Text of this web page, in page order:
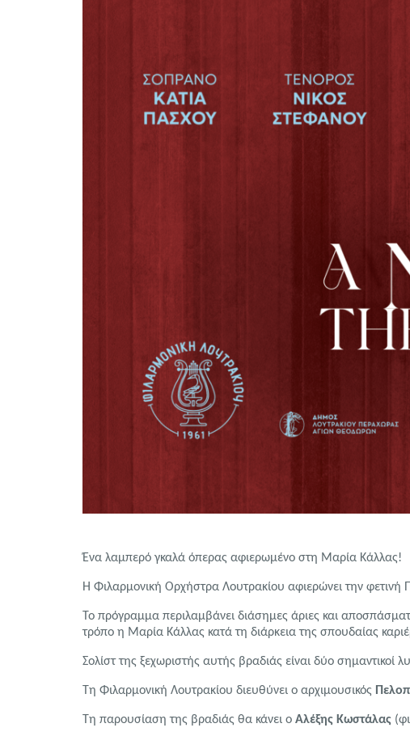
Ένα λαμπερό γκαλά όπερας αφιερωμένο στη Μαρία Κάλλας!
Η Φιλαρμονική Ορχήστρα Λουτρακίου αφιερώνει την φετινή
Το πρόγραμμα περιλαμβάνει διάσημες άριες και
τρόπο η Μαρία Κάλλας κατά τη διάρκεια της σπουδαίας
Σολίστ της ξεχωριστής αυτής βραδιάς είναι δύο σημαντικοί
Τη Φιλαρμονική Λουτρακίου διευθύνει ο αρχιμουσικός
Τη παρουσίαση της βραδιάς θα κάνει ο Αλέξης Κωστάλας